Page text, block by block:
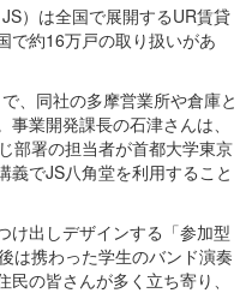
）は全国で展開するUR賃貸
で約16万戸の取り扱いがあ
、同社の多摩営業所や倉庫と
業開発課長の石津さんは、
部署の担当者が首都大学東京
義でJS八角堂を利用すること
け出しデザインする「参加型
は携わった学生のバンド演奏
の皆さんが多く立ち寄り、